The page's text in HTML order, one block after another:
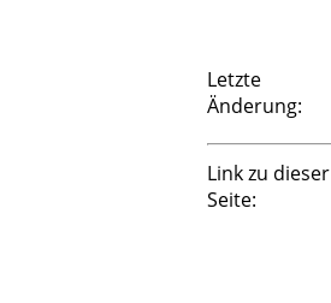
Letzte
Änderung:
Link zu dieser
Seite: